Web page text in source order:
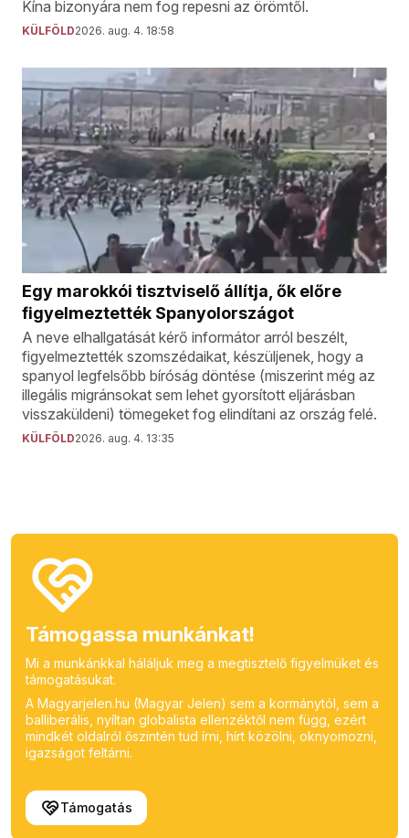
Kína bizonyára nem fog repesni az örömtől.
KÜLFÖLD2026. aug. 4. 18:58
Egy marokkói tisztviselő állítja, ők előre
figyelmeztették Spanyolországot
A neve elhallgatását kérő informátor arról beszélt,
figyelmeztették szomszédaikat, készüljenek, hogy a
spanyol legfelsőbb bíróság döntése (miszerint még az
illegális migránsokat sem lehet gyorsított eljárásban
visszaküldeni) tömegeket fog elindítani az ország felé.
KÜLFÖLD2026. aug. 4. 13:35
Támogassa munkánkat!
Mi a munkánkkal háláljuk meg a megtisztelő figyelmüket és
támogatásukat.
A Magyarjelen.hu (Magyar Jelen) sem a kormánytól, sem a
balliberális, nyíltan globalista ellenzéktől nem függ, ezért
mindkét oldalról őszintén tud írni, hírt közölni, oknyomozni,
igazságot feltárni.
Támogatás